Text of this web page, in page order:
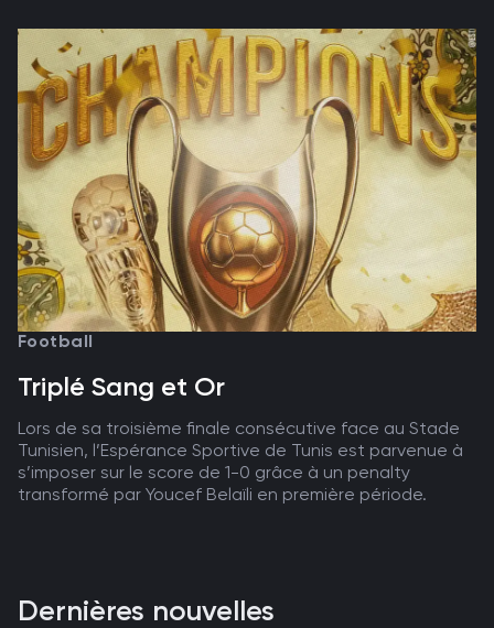
Football
Triplé Sang et Or
Lors de sa troisième finale consécutive face au Stade
Tunisien, l’Espérance Sportive de Tunis est parvenue à
s’imposer sur le score de 1-0 grâce à un penalty
transformé par Youcef Belaïli en première période.
Dernières nouvelles